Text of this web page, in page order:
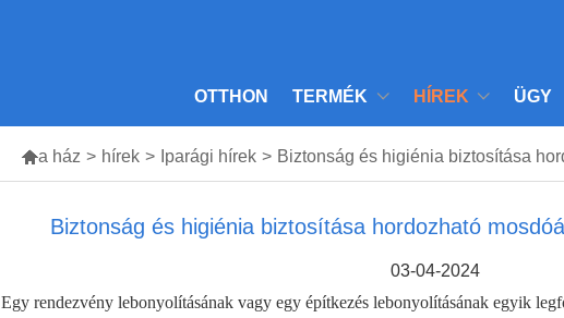
OTTHON TERMÉK HÍREK ÜGY
a ház > hírek > Iparági hírek > Biztonság és higiénia biztosítása
Biztonság és higiénia biztosítása hordozható
03-04-2024
Egy rendezvény lebonyolításának vagy egy építkezés lebonyolításának egyik